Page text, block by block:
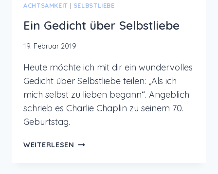
ACHTSAMKEIT | SELBSTLIEBE
Ein Gedicht über Selbstliebe
19. Februar 2019
Heute möchte ich mit dir ein wundervolles
Gedicht über Selbstliebe teilen: „Als ich
mich selbst zu lieben begann“. Angeblich
schrieb es Charlie Chaplin zu seinem 70.
Geburtstag.
WEITERLESEN EIN